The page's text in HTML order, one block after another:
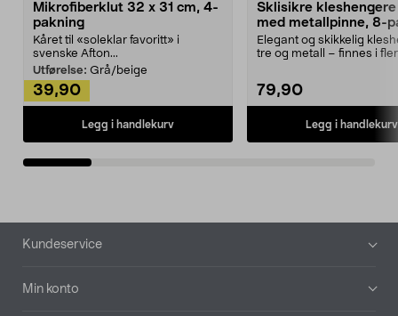
Mikrofiberklut 32 x 31 cm, 4-
pakning
Kåret til «soleklar favoritt» i
svenske Afton...
Utførelse: Grå/beige
39,90
Legg i handlekurv
Sklisikre
med metallpinne, 8-
Elegant og skikkelig
tre og metall – finnes i
79,90
Legg i handlekurv
Bunntekst
Kundeservice
Min konto